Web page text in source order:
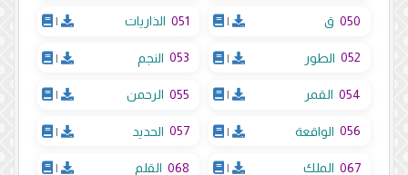
050 ق |
051 الذاريات |
052 الطور |
053 النجم |
054 القمر |
055 الرحمن |
056 الواقعة |
057 الحديد |
067 الملك |
068 القلم |